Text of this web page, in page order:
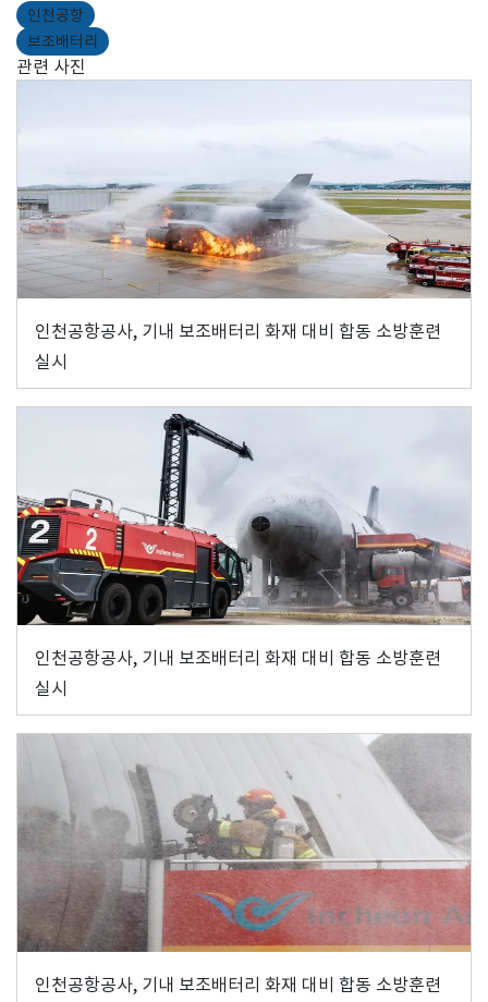
인천공항
보조배터리
관련 사진
인천공항공사, 기내 보조배터리 화재 대비 합동 소방훈련
실시
인천공항공사, 기내 보조배터리 화재 대비 합동 소방훈련
실시
인천공항공사, 기내 보조배터리 화재 대비 합동 소방훈련